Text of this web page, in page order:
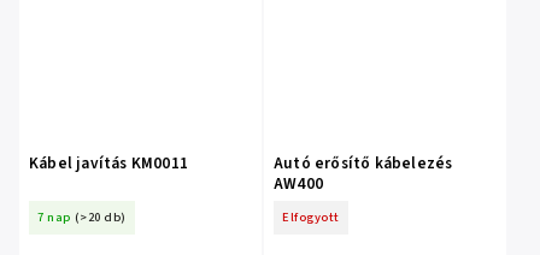
Kábel javítás KM0011
7 nap (>20 db)
Autó erősítő kábelezés
AW400
Elfogyott